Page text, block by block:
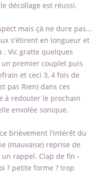
décollage est réussi.
mais çà ne dure pas...
s'étirent en longueur et
: Vic gratte quelques
un premier couplet puis
et ceci 3, 4 fois de
pas Rien) dans ces
à redouter le prochain
envolée sonique.
brièvement l'intérêt du
(mauvaise) reprise de
rappel. Clap de fin -
? petite forme ? trop